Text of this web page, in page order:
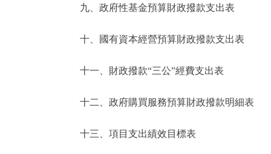
九、政府性基金預算財政撥款支出表
十、國有資本經營預算財政撥款支出表
十一、財政撥款“三公”經費支出表
十二、政府購買服務預算財政撥款明細表
十三、項目支出績效目標表